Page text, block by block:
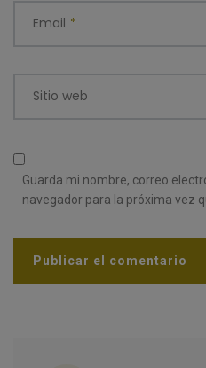
Email *
Sitio web
Guarda mi nombre, correo
navegador para la próxima vez